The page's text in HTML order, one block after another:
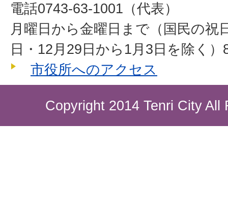
電話0743-63-1001（代表）
月曜日から金曜日まで（国民の祝
日・12月29日から1月3日を除く
市役所へのアクセス
Copyright 2014 Tenri City All